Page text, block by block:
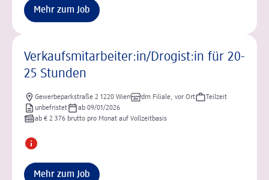
Mehr zum Job
Verkaufsmitarbeiter:in/Drogist:in für 20-
25 Stunden
Gewerbeparkstraße 2 1220 Wien dm Filiale, vor Ort
Teilzeit
unbefristet
ab 09/01/2026
ab € 2 376 brutto pro Monat auf Vollzeitbasis
Mehr zum Job